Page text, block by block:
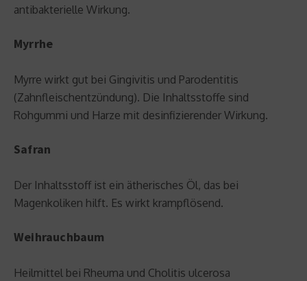
antibakterielle Wirkung.
Myrrhe
Myrre wirkt gut bei Gingivitis und Parodentitis
(Zahnfleischentzündung). Die Inhaltsstoffe sind
Rohgummi und Harze mit desinfizierender Wirkung.
Safran
Der Inhaltsstoff ist ein ätherisches Öl, das bei
Magenkoliken hilft. Es wirkt krampflösend.
Weihrauchbaum
Heilmittel bei Rheuma und Cholitis ulcerosa